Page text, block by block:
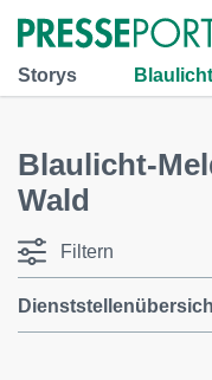
Storys Blaulicht
Blaulicht-
Wald
Filtern